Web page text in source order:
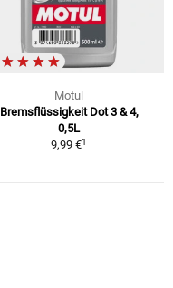
Motul
Bremsflüssigkeit Dot 3 & 4,
0,5L
9,99 €1